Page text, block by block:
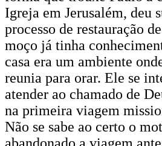
Igreja em Jerusalém, deu
processo de restauração
moço já tinha
casa era um ambiente
reunia para orar. Ele se
atender ao chamado de
na primeira viagem
Não se sabe ao certo o